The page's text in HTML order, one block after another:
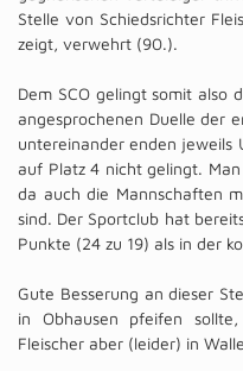
Stelle von Schiedsrichter
zeigt, verwehrt (90.).
Dem SCO gelingt somit also
angesprochenen Duelle der
untereinander enden jeweils
auf Platz 4 nicht gelingt.
da auch die Mannschaften
sind. Der Sportclub hat
Punkte (24 zu 19) als in der
Gute Besserung an dieser
in Obhausen pfeifen
Fleischer aber (leider) in